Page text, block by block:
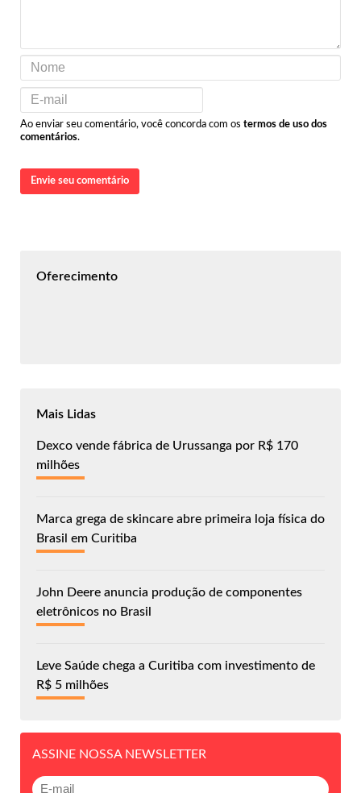
Ao enviar seu comentário, você concorda com os termos de uso dos
comentários.
Envie seu comentário
Oferecimento
Mais Lidas
Dexco vende fábrica de Urussanga por R$ 170
milhões
Marca grega de skincare abre primeira loja física do
Brasil em Curitiba
John Deere anuncia produção de componentes
eletrônicos no Brasil
Leve Saúde chega a Curitiba com investimento de
R$ 5 milhões
ASSINE NOSSA NEWSLETTER